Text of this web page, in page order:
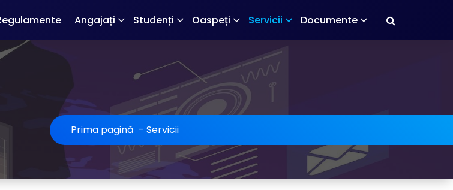
Angajați Studenți Oaspeți Servicii Documente
Prima pagină - Servicii